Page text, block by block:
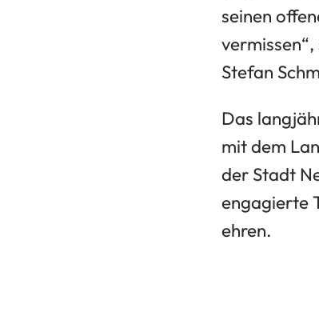
seinen
Stefan
Das
mit dem
der Stadt
engagierte
ehren.